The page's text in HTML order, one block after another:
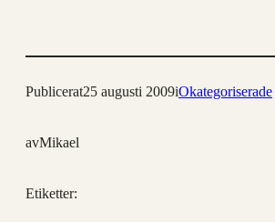
Publicerat25 augusti 2009iOkategoriserade
avMikael
Etiketter: